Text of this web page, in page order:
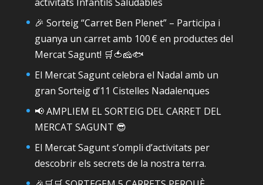
🎉 Sorteig “Carret Ben Plenet” – Participa i
guanya un carret amb 100 € en productes del
Mercat Sagunt! 🛒🍅🧀🐟
El Mercat Sagunt celebra el Nadal amb un
gran Sorteig d’11 Cistelles Nadalenques
📢 AMPLIEM EL SORTEIG DEL CARRET DEL
MERCAT SAGUNT 😎
El Mercat Sagunt s’ompli d’activitats per
descobrir els secrets de la nostra terra.